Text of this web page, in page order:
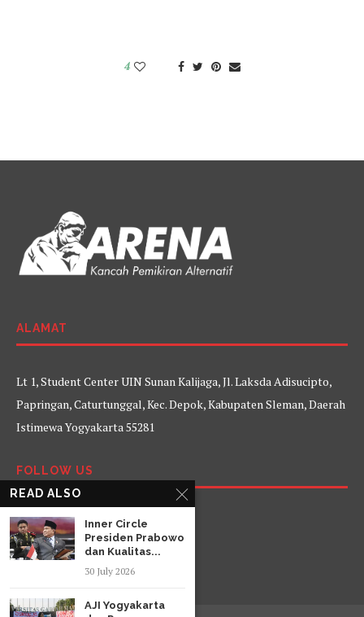
4
ALAMAT
Lt 1, Student Center UIN Sunan Kalijaga, Jl. Laksda Adisucipto,
Papringan, Caturtunggal, Kec. Depok, Kabupaten Sleman, Daerah
Istimewa Yogyakarta 55281
FOLLOW US
Facebook
TwitterInstagramYouTube
READ ALSO
Inner Circle
Presiden Prabowo
dan Kualitas...
30 July 2026
AJI Yogyakarta